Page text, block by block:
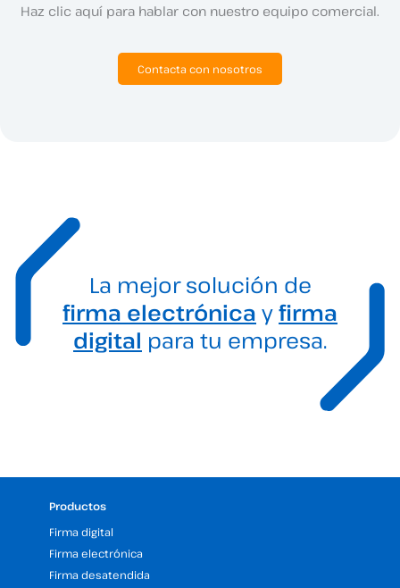
Haz clic aquí para hablar con nuestro equipo comercial.
Contacta con nosotros
La mejor solución de
firma electrónica yfirma
digital para tu empresa.
Productos
Firma digital
Firma electrónica
Firma desatendida